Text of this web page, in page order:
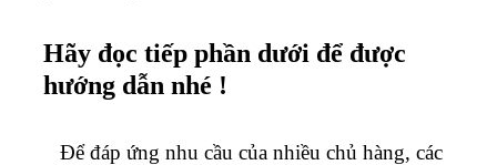
Hãy đọc tiếp phần dưới để được
hướng dẫn nhé !
Để đáp ứng nhu cầu của nhiều chủ hàng, các